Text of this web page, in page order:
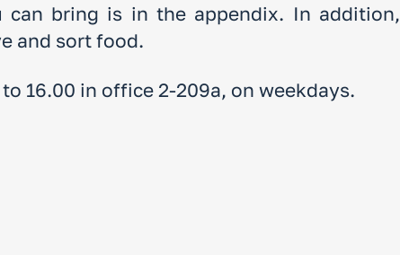
bring is in the appendix. In addition,
and sort food.
16.00 in office 2-209a, on weekdays.